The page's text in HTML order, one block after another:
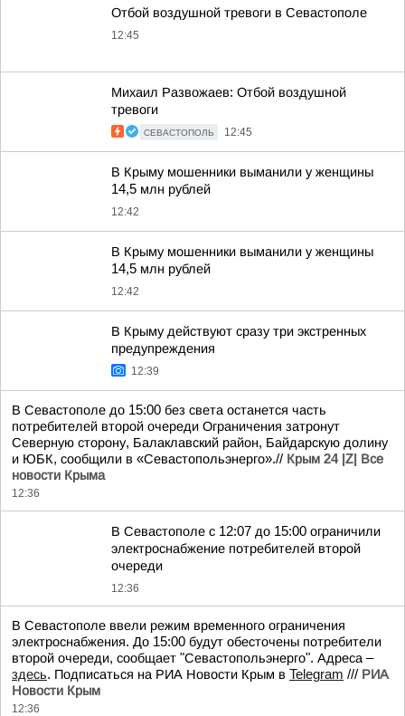
Отбой воздушной тревоги в Севастополе
12:45
Михаил Развожаев: Отбой воздушной
тревоги
СЕВАСТОПОЛЬ 12:45
В Крыму мошенники выманили у женщины
14,5 млн рублей
12:42
В Крыму мошенники выманили у женщины
14,5 млн рублей
12:42
В Крыму действуют сразу три экстренных
предупреждения
12:39
В Севастополе до 15:00 без света останется часть
потребителей второй очереди Ограничения затронут
Северную сторону, Балаклавский район, Байдарскую долину
и ЮБК, сообщили в «Севастопольэнерго».// Крым 24 |Z| Все
новости Крыма
12:36
В Севастополе с 12:07 до 15:00 ограничили
электроснабжение потребителей второй
очереди
12:36
В Севастополе ввели режим временного ограничения
электроснабжения. До 15:00 будут обесточены потребители
второй очереди, сообщает "Севастопольэнерго". Адреса –
здесь. Подписаться на РИА Новости Крым в Telegram /// РИА
Новости Крым
12:36